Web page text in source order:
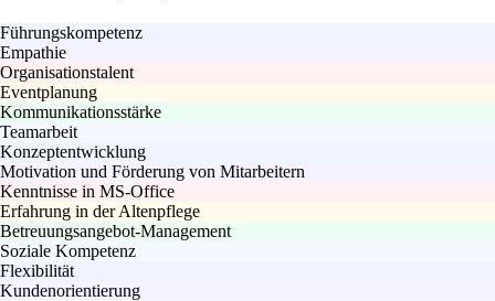
Führungskompetenz
Empathie
Organisationstalent
Eventplanung
Kommunikationsstärke
Teamarbeit
Konzeptentwicklung
Motivation und Förderung von Mitarbeitern
Kenntnisse in MS-Office
Erfahrung in der Altenpflege
Betreuungsangebot-Management
Soziale Kompetenz
Flexibilität
Kundenorientierung